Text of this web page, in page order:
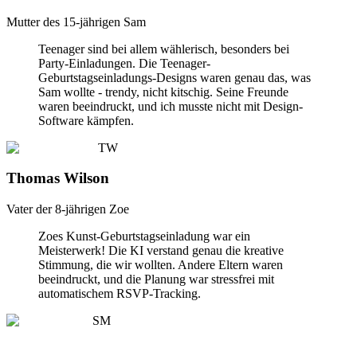
Mutter des 15-jährigen Sam
Teenager sind bei allem wählerisch, besonders bei
Party-Einladungen. Die Teenager-
Geburtstagseinladungs-Designs waren genau das, was
Sam wollte - trendy, nicht kitschig. Seine Freunde
waren beeindruckt, und ich musste nicht mit Design-
Software kämpfen.
TW
Thomas Wilson
Vater der 8-jährigen Zoe
Zoes Kunst-Geburtstagseinladung war ein
Meisterwerk! Die KI verstand genau die kreative
Stimmung, die wir wollten. Andere Eltern waren
beeindruckt, und die Planung war stressfrei mit
automatischem RSVP-Tracking.
SM